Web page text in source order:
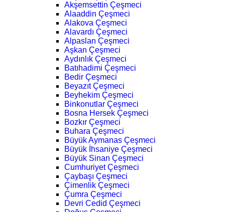
Akşemsettin Çeşmeci
Alaaddin Çeşmeci
Alakova Çeşmeci
Alavardı Çeşmeci
Alpaslan Çeşmeci
Aşkan Çeşmeci
Aydınlık Çeşmeci
Batıhadimi Çeşmeci
Bedir Çeşmeci
Beyazıt Çeşmeci
Beyhekim Çeşmeci
Binkonutlar Çeşmeci
Bosna Hersek Çeşmeci
Bozkır Çeşmeci
Buhara Çeşmeci
Büyük Aymanas Çeşmeci
Büyük İhsaniye Çeşmeci
Büyük Sinan Çeşmeci
Cumhuriyet Çeşmeci
Çaybaşı Çeşmeci
Çimenlik Çeşmeci
Çumra Çeşmeci
Devri Cedid Çeşmeci